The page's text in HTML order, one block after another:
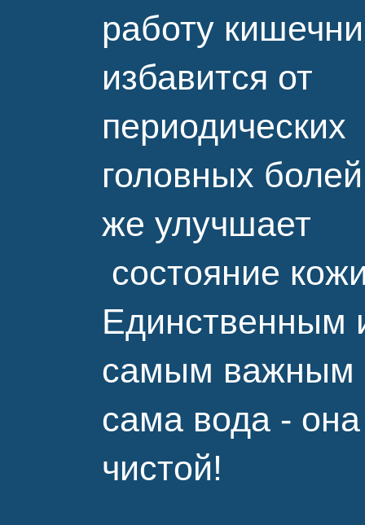
работу
избавится от
периодических
головных
же улучшает
состояние
Единственным
самым важным
сама вода -
чистой!